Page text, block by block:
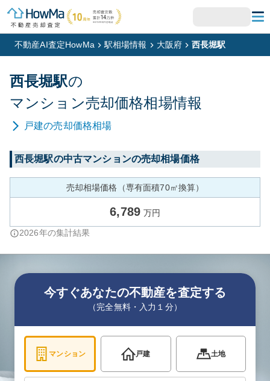
不動産AI査定HowMa 駅相場情報 大阪府 西長堀駅
西長堀駅の
マンション売却価格相場情報
戸建の売却価格相場
西長堀駅の中古マンションの売却相場価格
売却相場価格（専有面積70㎡換算）
6,789 万円
2026年の集計結果
今すぐあなたの不動産を査定する
（完全無料・入力１分）
マンション 戸建 土地